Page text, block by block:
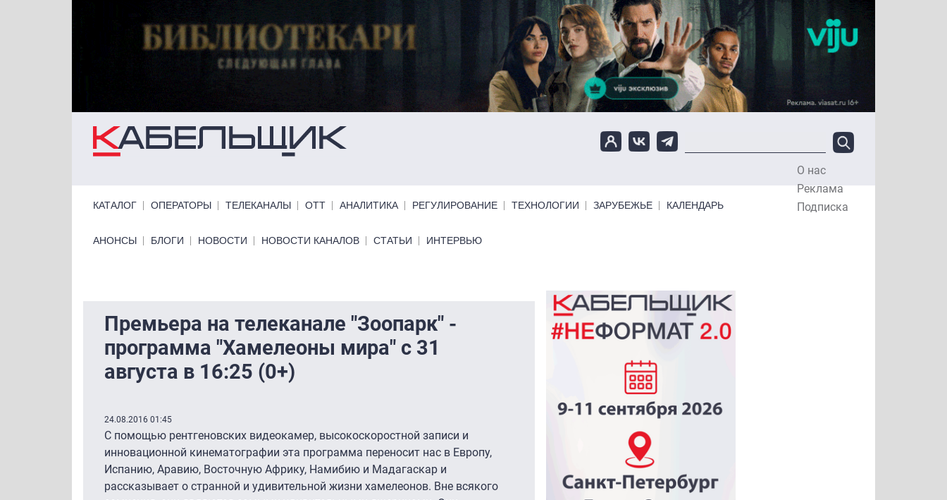
О нас
Реклама
Подписка
КАТАЛОГ ОПЕРАТОРЫ ТЕЛЕКАНАЛЫ ОТТ АНАЛИТИКА РЕГУЛИРОВАНИЕ ТЕХНОЛОГИИ ЗАРУБЕЖЬЕ КАЛЕНДАРЬ
Primary links bottom
АНОНСЫ БЛОГИ НОВОСТИ НОВОСТИ КАНАЛОВ СТАТЬИ ИНТЕРВЬЮ
Премьера на телеканале "Зоопарк" -
программа "Хамелеоны мира" с 31
августа в 16:25 (0+)
24.08.2016 01:45
С помощью рентгеновских видеокамер, высокоскоростной записи и
инновационной кинематографии эта программа переносит нас в Европу,
Испанию, Аравию, Восточную Африку, Намибию и Мадагаскар и
рассказывает о странной и удивительной жизни хамелеонов. Вне всякого